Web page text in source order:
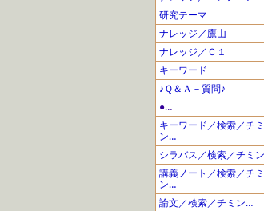
研究テーマ
ナレッジ／鷹山
ナレッジ／Ｃ１
キーワード
♪Ｑ＆Ａ－質問♪
●…
キーワード／検索／チミ
ン…
シラバス／検索／チミ
講義ノート／検索／チミ
ン…
論文／検索／チミン…